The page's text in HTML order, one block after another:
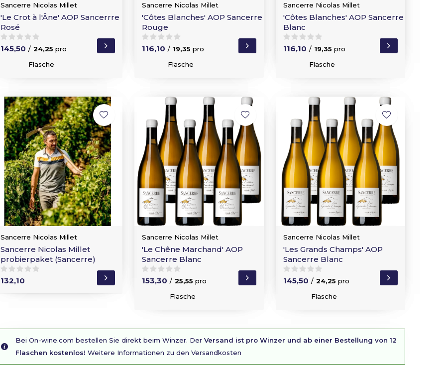
Sancerre Nicolas Millet
'Le Crot à l'Âne' AOP Sancerrre
Rosé
145,50 / 24,25 pro
Flasche
Sancerre Nicolas Millet
'Côtes Blanches' AOP Sancerre
Rouge
116,10 / 19,35 pro
Flasche
Sancerre Nicolas Millet
'Côtes Blanches' AOP Sancerre
Blanc
116,10 / 19,35 pro
Flasche
Sancerre Nicolas Millet
Sancerre Nicolas Millet
probierpaket (Sancerre)
132,10
Sancerre Nicolas Millet
'Le Chêne Marchand' AOP
Sancerre Blanc
153,30 / 25,55 pro
Flasche
Sancerre Nicolas Millet
'Les Grands Champs' AOP
Sancerre Blanc
145,50 / 24,25 pro
Flasche
Bei On-wine.com bestellen Sie direkt beim Winzer. Der Versand ist pro Winzer und ab einer Bestellung von 12
Flaschen kostenlos! Weitere Informationen zu den Versandkosten